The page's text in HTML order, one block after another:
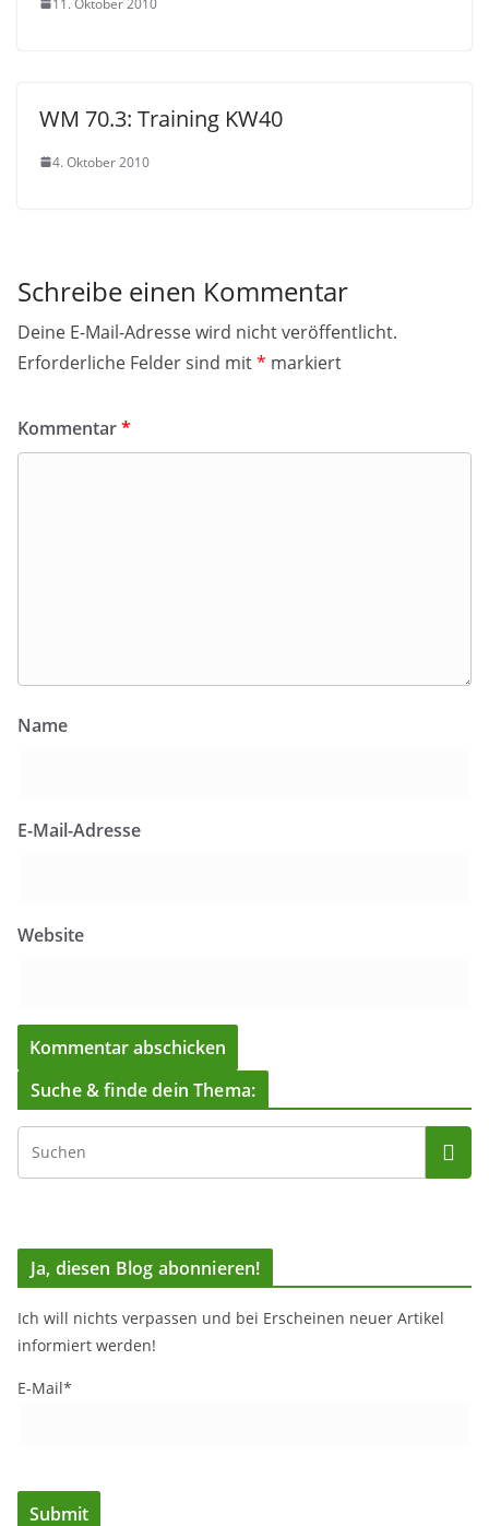
WM 70.3: Training KW40
4. Oktober 2010
Schreibe einen Kommentar
Deine E-Mail-Adresse wird nicht veröffentlicht.
Erforderliche Felder sind mit* markiert
Kommentar*
Name
E-Mail-Adresse
Website
Suche & finde dein Thema:
Ja, diesen Blog abonnieren!
Ich will nichts verpassen und bei Erscheinen neuer Artikel
informiert werden!
E-Mail*